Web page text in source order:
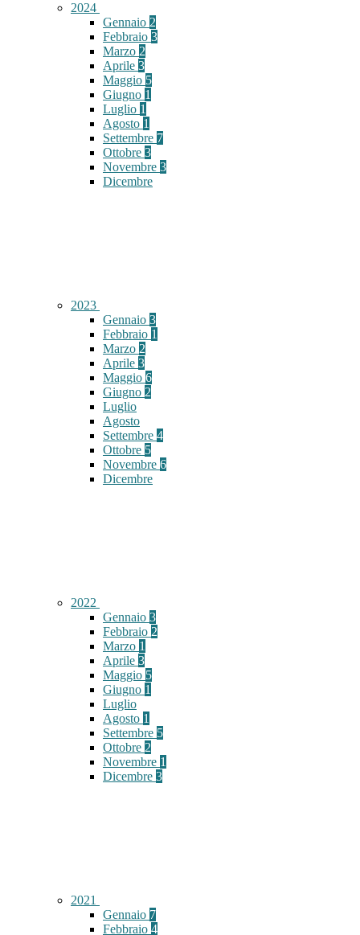
2024
Gennaio 2
Febbraio 3
Marzo 2
Aprile 3
Maggio 5
Giugno 1
Luglio 1
Agosto 1
Settembre 7
Ottobre 3
Novembre 3
Dicembre
2023
Gennaio 3
Febbraio 1
Marzo 2
Aprile 3
Maggio 6
Giugno 2
Luglio
Agosto
Settembre 4
Ottobre 5
Novembre 6
Dicembre
2022
Gennaio 3
Febbraio 2
Marzo 1
Aprile 3
Maggio 5
Giugno 1
Luglio
Agosto 1
Settembre 5
Ottobre 2
Novembre 1
Dicembre 3
2021
Gennaio 7
Febbraio 4